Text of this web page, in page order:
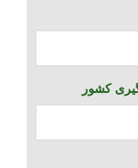
کشور